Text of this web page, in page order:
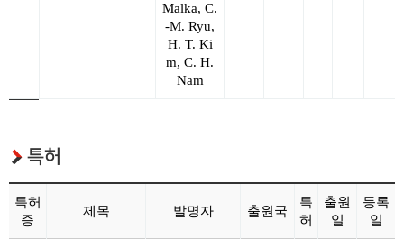
Malka, C.
-M. Ryu,
H. T. Ki
m, C. H.
Nam
특허
특허
증
제목 발명자 출원국
특
허
출원
일
등록
일